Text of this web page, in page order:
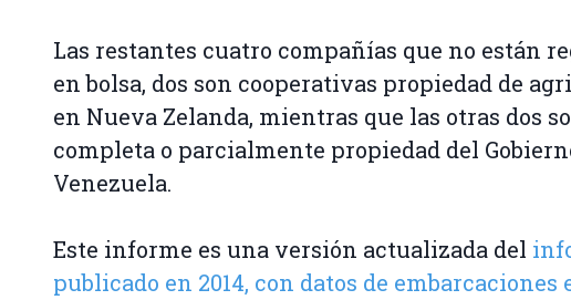
Las restantes cuatro compañías que no están
en bolsa, dos son cooperativas propiedad de
en Nueva Zelanda, mientras que las otras dos
completa o parcialmente propiedad del
Venezuela.
Este informe es una versión actualizada del
publicado en 2014, con datos de embarcaciones